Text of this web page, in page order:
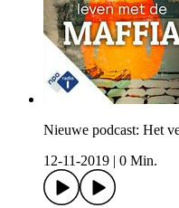
Nieuwe podcast: Het
12-11-2019
0 Min.